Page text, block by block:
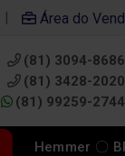
| Área do
(81) 3094-8686
(81) 3428-2020
(81) 99259-2744
Hemmer 〇